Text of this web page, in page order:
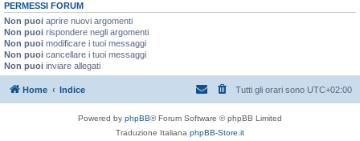
PERMESSI FORUM
Non puoi aprire nuovi argomenti
Non puoi rispondere negli argomenti
Non puoi modificare i tuoi messaggi
Non puoi cancellare i tuoi messaggi
Non puoi inviare allegati
Home Indice Tutti gli orari sono UTC+02:00
Powered by phpBB® Forum Software © phpBB Limited
Traduzione Italiana phpBB-Store.it